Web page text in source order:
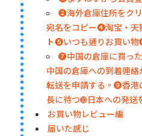
❷海外倉庫住所をク
宛名をコピー❹淘宝・天
ト❺いつも通りお買い
❼中国の倉庫に買っ
中国の倉庫への到着連
転送を申請する。❾香港
長に待つ➓日本への発送
お買い物レビュー編
届いた感じ